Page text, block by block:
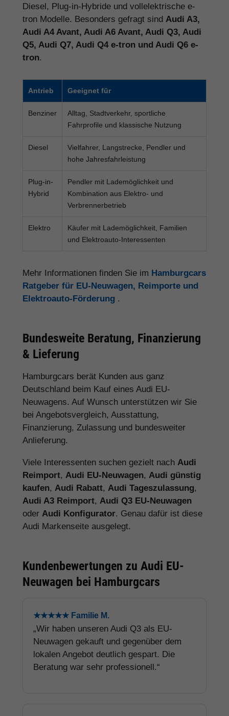
Diesel, Plug-in-Hybride und vollelektrische e-
tron Modelle. Besonders gefragt sind Audi A3,
Audi A4 Avant, Audi A6 Avant, Audi Q3, Audi
Q5, Audi Q7, Audi Q4 e-tron und Audi Q6 e-
tron.
Antrieb Geeignet für
Benziner
Alltag, Stadtverkehr, sportliche
Fahrprofile und klassische Nutzung
Diesel
Vielfahrer, Langstrecke, Pendler und
hohe Jahresfahrleistung
Plug-in-
Hybrid
Pendler mit Lademöglichkeit und
Kombination aus Elektro- und
Verbrennerbetrieb
Elektro
Käufer mit Lademöglichkeit, Familien
und Elektroauto-Interessenten
Mehr Informationen finden Sie im Hamburgcars
Ratgeber für EU-Neuwagen, Reimporte und
Elektroauto-Förderung .
Bundesweite Beratung, Finanzierung
& Lieferung
Hamburgcars berät Kunden aus ganz
Deutschland beim Kauf eines Audi EU-
Neuwagens. Auf Wunsch unterstützen wir Sie
bei Angebotsvergleich, Ausstattung,
Finanzierung, Zulassung und bundesweiter
Anlieferung.
Viele Interessenten suchen gezielt nach Audi
Reimport, Audi EU-Neuwagen, Audi günstig
kaufen, Audi Rabatt, Audi Tageszulassung,
Audi A3 Reimport, Audi Q3 EU-Neuwagen
oder Audi Konfigurator. Genau dafür ist diese
Audi Markenseite ausgelegt.
Kundenbewertungen zu Audi EU-
Neuwagen bei Hamburgcars
★★★★★ Familie M.
„Wir haben unseren Audi Q3 als EU-
Neuwagen gekauft und gegenüber dem
lokalen Angebot deutlich gespart. Die
Beratung war sehr professionell.“